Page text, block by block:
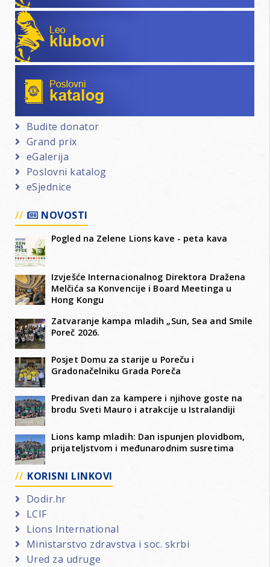
Leo klubovi
Budite donator
Grand prix
eGalerija
Poslovni katalog
eSjednice
NOVOSTI
Pogled na Zelene Lions kave - peta kava
Izvješće Internacionalnog Direktora Dražena
Melčića sa Konvencije i Board Meetinga u
Hong Kongu
Zatvaranje kampa mladih „Sun, Sea and Smile
Poreč 2026.
Posjet Domu za starije u Poreču i
Gradonačelniku Grada Poreča
Predivan dan za kampere i njihove goste na
brodu Sveti Mauro i atrakcije u Istralandiji
Lions kamp mladih: Dan ispunjen plovidbom,
prijateljstvom i međunarodnim susretima
KORISNI LINKOVI
Dodir.hr
LCIF
Lions International
Ministarstvo zdravstva i soc. skrbi
Ured za udruge